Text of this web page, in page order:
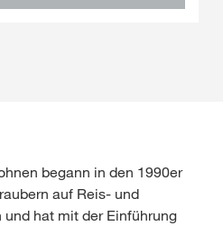
begann in den 1990er
auf Reis- und
hat mit der Einführung